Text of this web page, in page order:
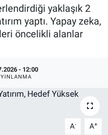
yaklaşık 2
yaptı. Yapay zeka,
öncelikli alanlar
- 12:00
A- A+